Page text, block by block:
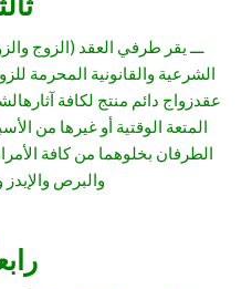
ـــ يقر طرفي العقد (الزوج
الشرعية والقانونية المحرمة
عقدزواج دائم منتج لكافة
المتعة الوقتية أو غيرها من
الطرفان بخلوهما من كافة
والبرص والإيدز